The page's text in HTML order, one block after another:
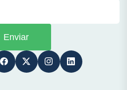
Enviar